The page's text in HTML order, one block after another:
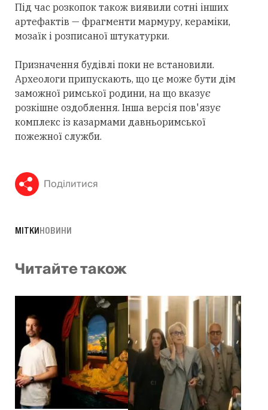
Під час розкопок також виявили сотні інших
артефактів — фрагменти мармуру, кераміки,
мозаїк і розписаної штукатурки.
Призначення будівлі поки не встановили.
Археологи припускають, що це може бути дім
заможної римської родини, на що вказує
розкішне оздоблення. Інша версія пов'язує
комплекс із казармами давньоримської
пожежної служби.
Поділитися
МІТКИНОВИНИ
Читайте також